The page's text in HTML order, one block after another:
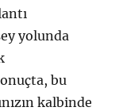
yolunda
bu
kalbinde